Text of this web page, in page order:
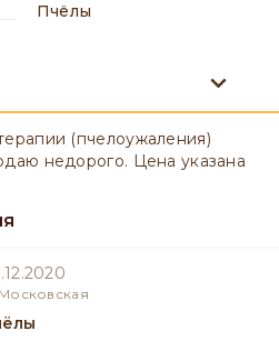
Пчёлы
(пчелоужаления)
недорого. Цена указана